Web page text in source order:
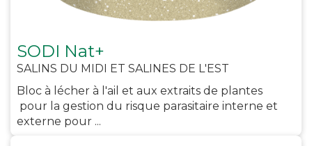
SODI Nat+
SALINS DU MIDI ET SALINES DE L'EST
Bloc à lécher à l'ail et aux extraits de plantes
pour la gestion du risque parasitaire interne et
externe pour ...